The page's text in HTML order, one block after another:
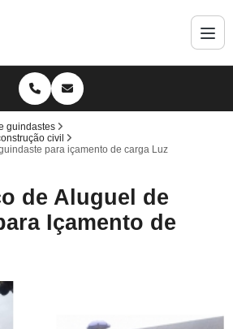
guindastes
civil
para içamento de carga Luz
de Aluguel de
Içamento de